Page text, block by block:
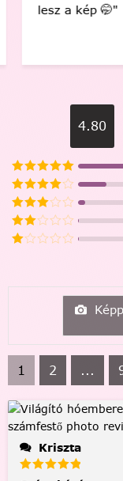
lesz a kép 🤭"
4.80
1 2 ...
Kriszta